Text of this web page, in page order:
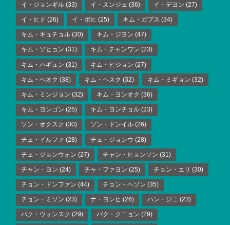
イ・ジョンギル (33) イ・スンジェ (36) イ・デヨン (27)
イ・ヒド (26) イ・ボヒ (25) キム・ガプス (34)
キム・ギュチョル (30) キム・ジヨン (47)
キム・ソヒョン (31) キム・チャンワン (23)
キム・ハギュン (31) キム・ヒジョン (27)
キム・ヘオク (38) キム・ヘスク (32) キム・ミギョン (32)
キム・ミンジョン (32) キム・ヨンオク (36)
キム・ヨンゴン (25) キム・ヨンチョル (23)
ソン・オクスク (30) ソン・ドンイル (26)
チェ・イルファ (28) チェ・ジョンウ (28)
チェ・ジョンウォン (27) チャン・ヒョンソン (31)
チャン・ヨン (24) チャ・ファヨン (25) チョン・エリ (30)
チョン・ドンファン (44) チョン・ヘソン (35)
チョン・ミソン (23) ナ・ヨンヒ (26) ハン・ジニ (23)
パク・ウォンスク (29) パク・クニョン (29)